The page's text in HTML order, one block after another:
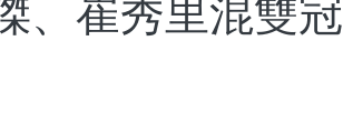
、崔秀里混雙冠